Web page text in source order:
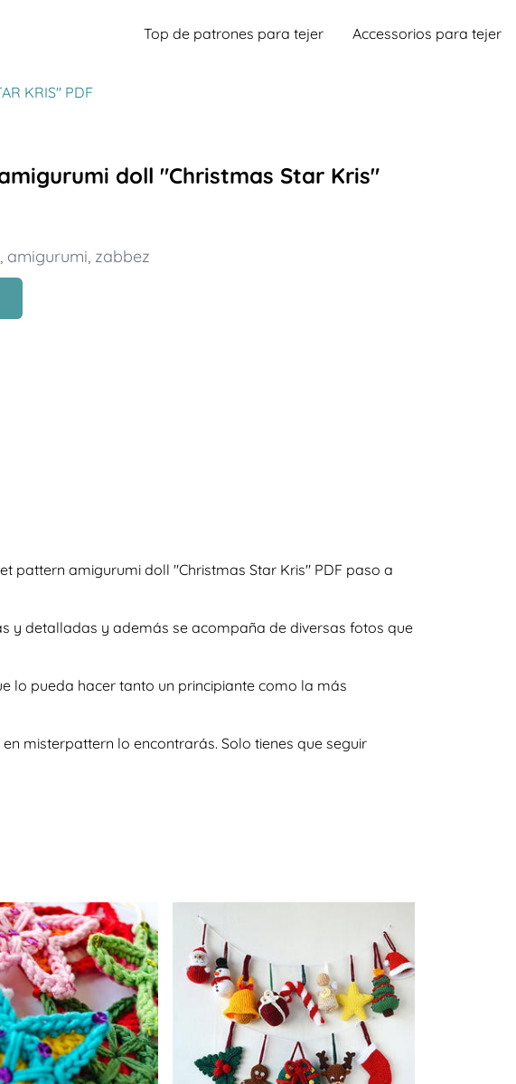
Top de patrones para tejer Accessorios para tejer
KRIS" PDF
doll "Christmas Star Kris"
, amigurumi, zabbez
pattern amigurumi doll "Christmas Star Kris" PDF paso a
y detalladas y además se acompaña de diversas fotos que
lo pueda hacer tanto un principiante como la más
misterpattern lo encontrarás. Solo tienes que seguir